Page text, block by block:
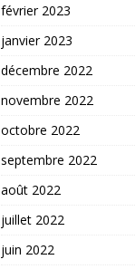
février 2023
janvier 2023
décembre 2022
novembre 2022
octobre 2022
septembre 2022
août 2022
juillet 2022
juin 2022